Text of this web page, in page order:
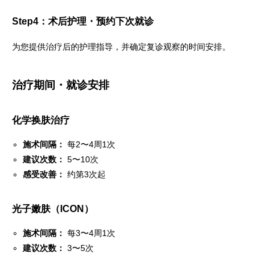
Step4：术后护理・预约下次就诊
为您提供治疗后的护理指导，并确定复诊观察的时间安排。
治疗期间・就诊安排
化学换肤治疗
施术间隔： 每2〜4周1次
建议次数： 5〜10次
感受改善： 约第3次起
光子嫩肤（ICON）
施术间隔： 每3〜4周1次
建议次数： 3〜5次